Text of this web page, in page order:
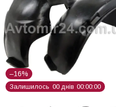
–16%
Залишилось 00 днів 00 00 00